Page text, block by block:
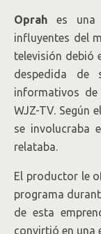
Oprah es una
influyentes del
televisión debió
despedida de
informativos
WJZ-TV. Según
se involucraba
relataba.
El productor le
programa
de esta
convirtió en una